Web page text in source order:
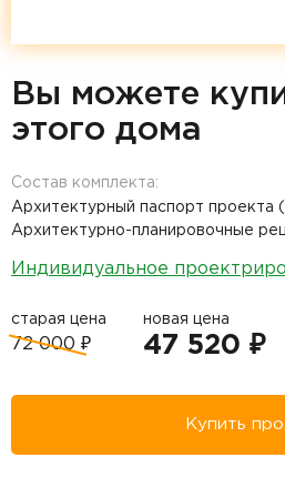
Вы можете
этого дома
Состав комплекта:
Архитектурный паспорт проекта
Архитектурно-планировочные
Индивидуальное
старая цена
72 000 ₽
новая цена
47 520 ₽
Купить